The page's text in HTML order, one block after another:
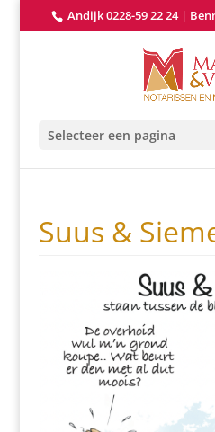
Andijk 0228-59 22 24|
Selecteer een pagina
Suus &